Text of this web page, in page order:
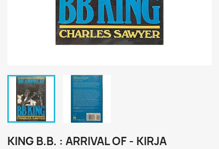
KING B.B. : ARRIVAL OF - KIRJA